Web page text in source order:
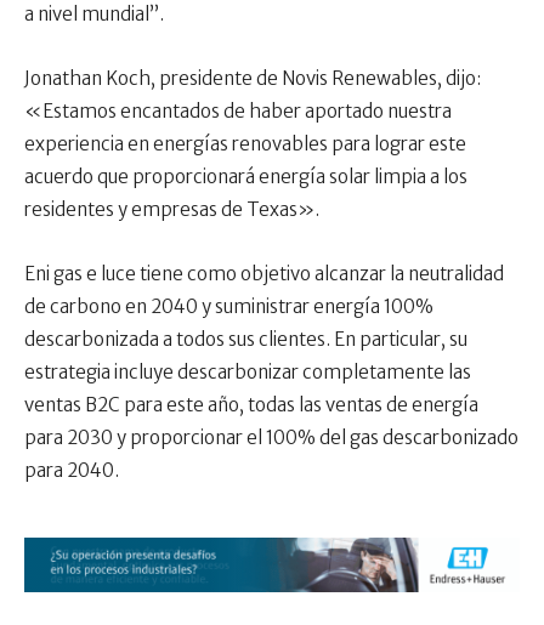
a nivel mundial”.
Jonathan Koch, presidente de Novis Renewables, dijo:
«Estamos encantados de haber aportado nuestra
experiencia en energías renovables para lograr este
acuerdo que proporcionará energía solar limpia a los
residentes y empresas de Texas».
Eni gas e luce tiene como objetivo alcanzar la neutralidad
de carbono en 2040 y suministrar energía 100%
descarbonizada a todos sus clientes. En particular, su
estrategia incluye descarbonizar completamente las
ventas B2C para este año, todas las ventas de energía
para 2030 y proporcionar el 100% del gas descarbonizado
para 2040.